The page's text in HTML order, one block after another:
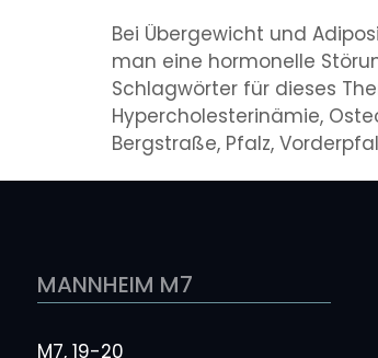
Bei Übergewicht und
man eine hormonelle
Schlagwörter für dieses
Hypercholesterinämie,
Bergstraße, Pfalz,
MANNHEIM M7
M7, 19-20